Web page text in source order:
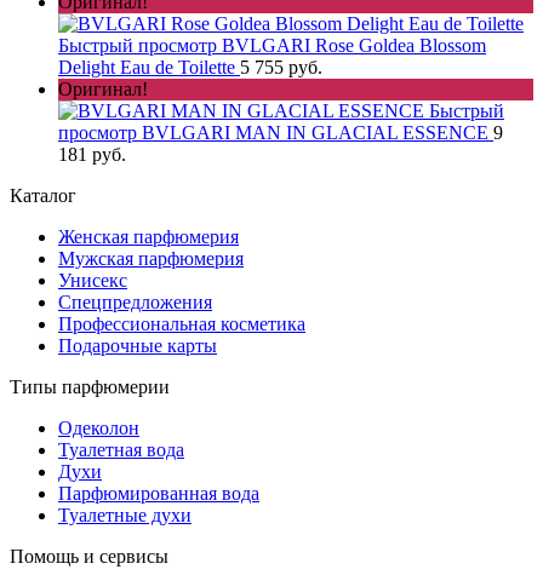
Быстрый просмотр BVLGARI Rose Goldea Blossom
Delight Eau de Toilette 5 755 руб.
Оригинал!
Быстрый
просмотр BVLGARI MAN IN GLACIAL ESSENCE 9
181 руб.
Каталог
Женская парфюмерия
Мужская парфюмерия
Унисекс
Спецпредложения
Профессиональная косметика
Подарочные карты
Типы парфюмерии
Одеколон
Туалетная вода
Духи
Парфюмированная вода
Туалетные духи
Помощь и сервисы